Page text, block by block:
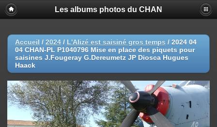
Les albums photos du CHAN
Accueil / 2024 / L'Alizé est saisiné gros temps / 2024 04
04 CHAN-PL P1040796 Mise en place des piquets pour
saisines J.Fougeray G.Dereumetz JP Diosca Hugues
Haack